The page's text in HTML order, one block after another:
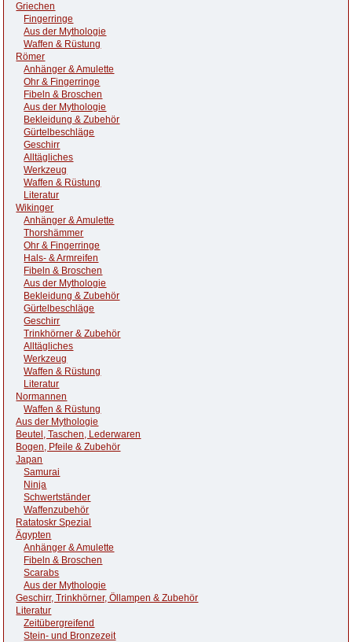
Griechen
Fingerringe
Aus der Mythologie
Waffen & Rüstung
Römer
Anhänger & Amulette
Ohr & Fingerringe
Fibeln & Broschen
Aus der Mythologie
Bekleidung & Zubehör
Gürtelbeschläge
Geschirr
Alltägliches
Werkzeug
Waffen & Rüstung
Literatur
Wikinger
Anhänger & Amulette
Thorshämmer
Ohr & Fingerringe
Hals- & Armreifen
Fibeln & Broschen
Aus der Mythologie
Bekleidung & Zubehör
Gürtelbeschläge
Geschirr
Trinkhörner & Zubehör
Alltägliches
Werkzeug
Waffen & Rüstung
Literatur
Normannen
Waffen & Rüstung
Aus der Mythologie
Beutel, Taschen, Lederwaren
Bogen, Pfeile & Zubehör
Japan
Samurai
Ninja
Schwertständer
Waffenzubehör
Ratatoskr Spezial
Ägypten
Anhänger & Amulette
Fibeln & Broschen
Scarabs
Aus der Mythologie
Geschirr, Trinkhörner, Öllampen & Zubehör
Literatur
Zeitübergreifend
Stein- und Bronzezeit